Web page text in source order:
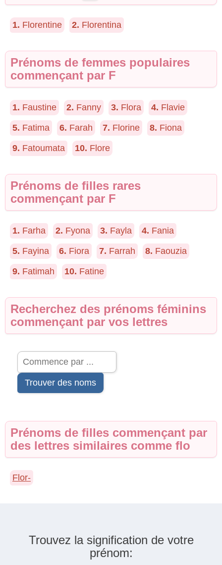
1. Florentine 2. Florentina
Prénoms de femmes populaires
commençant par F
1. Faustine 2. Fanny 3. Flora 4. Flavie
5. Fatima 6. Farah 7. Florine 8. Fiona
9. Fatoumata 10. Flore
Prénoms de filles rares
commençant par F
1. Farha 2. Fyona 3. Fayla 4. Fania
5. Fayina 6. Fiora 7. Farrah 8. Faouzia
9. Fatimah 10. Fatine
Recherchez des prénoms féminins
commençant par vos lettres
Trouver des noms
Prénoms de filles commençant par
des lettres similaires comme flo
Flor-
Trouvez la signification de votre
prénom: